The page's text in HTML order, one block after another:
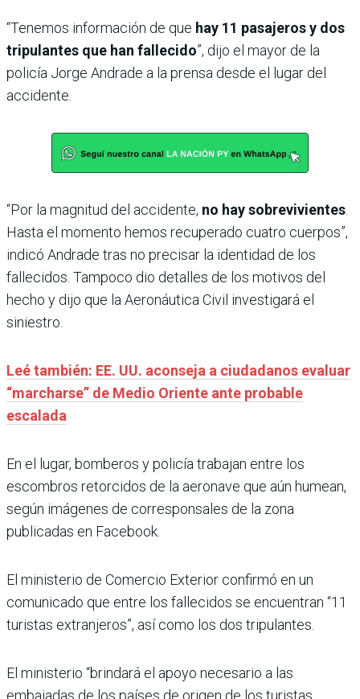
“Tenemos información de que hay 11 pasajeros y dos
tripulantes que han fallecido”, dijo el mayor de la
policía Jorge Andrade a la prensa desde el lugar del
accidente.
“Por la magnitud del accidente, no hay sobrevivientes
Hasta el momento hemos recuperado cuatro cuerpos”,
indicó Andrade tras no precisar la identidad de los
fallecidos. Tampoco dio detalles de los motivos del
hecho y dijo que la Aeronáutica Civil investigará el
siniestro.
Leé también: EE. UU. aconseja a ciudadanos evaluar
“marcharse” de Medio Oriente ante probable
escalada
En el lugar, bomberos y policía trabajan entre los
escombros retorcidos de la aeronave que aún humean,
según imágenes de corresponsales de la zona
publicadas en Facebook.
El ministerio de Comercio Exterior confirmó en un
comunicado que entre los fallecidos se encuentran “11
turistas extranjeros”, así como los dos tripulantes.
El ministerio “brindará el apoyo necesario a las
embajadas de los países de origen de los turistas